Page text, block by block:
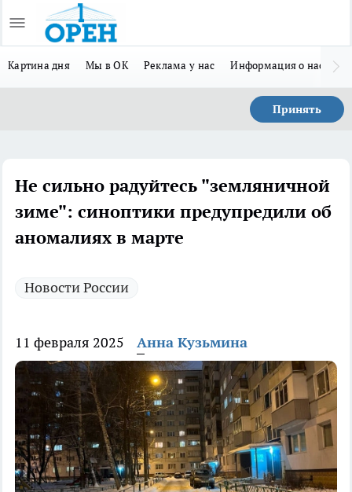
Картина дня Мы в ОК Реклама у нас Информация о нас
Принять
Не сильно радуйтесь "земляничной
зиме": синоптики предупредили об
аномалиях в марте
Новости России
11 февраля 2025 Анна Кузьмина